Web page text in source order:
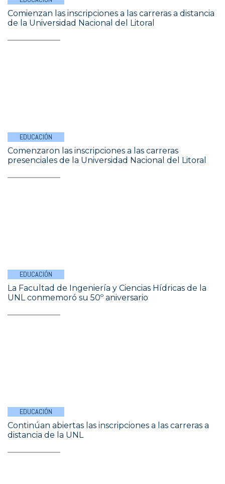
Comienzan las inscripciones a las carreras a distancia
de la Universidad Nacional del Litoral
EDUCACIÓN
Comenzaron las inscripciones a las carreras
presenciales de la Universidad Nacional del Litoral
EDUCACIÓN
La Facultad de Ingeniería y Ciencias Hídricas de la
UNL conmemoró su 50º aniversario
EDUCACIÓN
Continúan abiertas las inscripciones a las carreras a
distancia de la UNL